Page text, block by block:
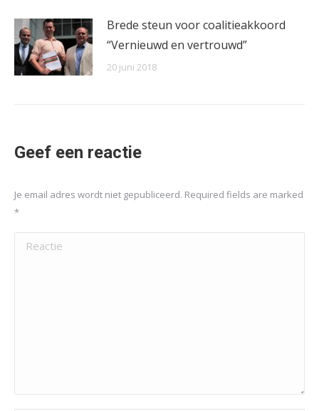
Brede steun voor coalitieakkoord
“Vernieuwd en vertrouwd”
20 juni 2018
Geef een reactie
Je email adres wordt niet gepubliceerd. Required fields are marked
*
Reactie